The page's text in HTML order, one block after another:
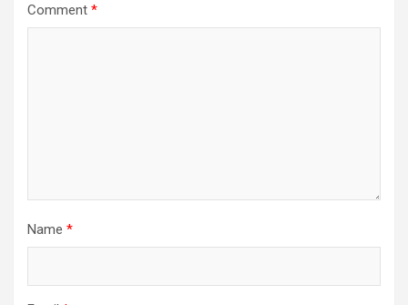
Comment *
Name *